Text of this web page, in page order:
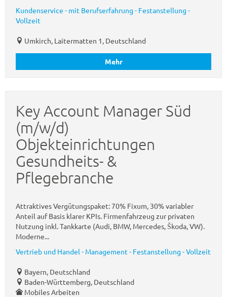
Kundenservice - mit Berufserfahrung - Festanstellung -
Vollzeit
Umkirch, Laitermatten 1, Deutschland
Mehr
Key Account Manager Süd
(m/w/d)
Objekteinrichtungen
Gesundheits- &
Pflegebranche
Attraktives Vergütungspaket: 70% Fixum, 30% variabler
Anteil auf Basis klarer KPIs. Firmenfahrzeug zur privaten
Nutzung inkl. Tankkarte (Audi, BMW, Mercedes, Škoda, VW).
Moderne...
Vertrieb und Handel - Management - Festanstellung - Vollzeit
Bayern, Deutschland
Baden-Württemberg, Deutschland
Mobiles Arbeiten